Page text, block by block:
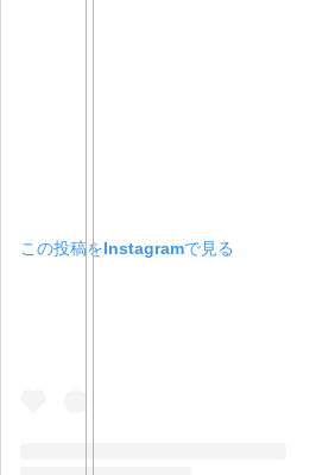
この投稿をInstagramで見る